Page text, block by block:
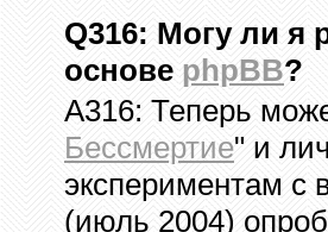
Q316: Могу ли я
основе phpBB?
A316: Теперь
Бессмертие" и
экспериментам с
(июль 2004)